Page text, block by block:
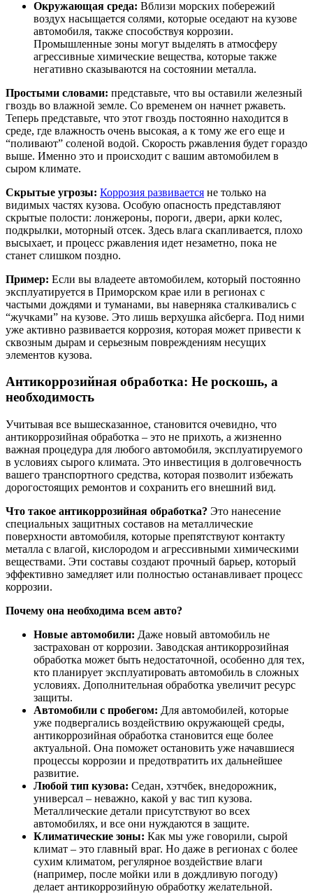
Окружающая среда: Вблизи морских побережий
воздух насыщается солями, которые оседают на кузове
автомобиля, также способствуя коррозии.
Промышленные зоны могут выделять в атмосферу
агрессивные химические вещества, которые также
негативно сказываются на состоянии металла.
Простыми словами: представьте, что вы оставили железный
гвоздь во влажной земле. Со временем он начнет ржаветь.
Теперь представьте, что этот гвоздь постоянно находится в
среде, где влажность очень высокая, а к тому же его еще и
“поливают” соленой водой. Скорость ржавления будет гораздо
выше. Именно это и происходит с вашим автомобилем в
сыром климате.
Скрытые угрозы: Коррозия развивается не только на
видимых частях кузова. Особую опасность представляют
скрытые полости: лонжероны, пороги, двери, арки колес,
подкрылки, моторный отсек. Здесь влага скапливается, плохо
высыхает, и процесс ржавления идет незаметно, пока не
станет слишком поздно.
Пример: Если вы владеете автомобилем, который постоянно
эксплуатируется в Приморском крае или в регионах с
частыми дождями и туманами, вы наверняка сталкивались с
“жучками” на кузове. Это лишь верхушка айсберга. Под ними
уже активно развивается коррозия, которая может привести к
сквозным дырам и серьезным повреждениям несущих
элементов кузова.
Антикоррозийная обработка: Не роскошь, а
необходимость
Учитывая все вышесказанное, становится очевидно, что
антикоррозийная обработка – это не прихоть, а жизненно
важная процедура для любого автомобиля, эксплуатируемого
в условиях сырого климата. Это инвестиция в долговечность
вашего транспортного средства, которая позволит избежать
дорогостоящих ремонтов и сохранить его внешний вид.
Что такое антикоррозийная обработка? Это нанесение
специальных защитных составов на металлические
поверхности автомобиля, которые препятствуют контакту
металла с влагой, кислородом и агрессивными химическими
веществами. Эти составы создают прочный барьер, который
эффективно замедляет или полностью останавливает процесс
коррозии.
Почему она необходима всем авто?
Новые автомобили: Даже новый автомобиль не
застрахован от коррозии. Заводская антикоррозийная
обработка может быть недостаточной, особенно для тех,
кто планирует эксплуатировать автомобиль в сложных
условиях. Дополнительная обработка увеличит ресурс
защиты.
Автомобили с пробегом: Для автомобилей, которые
уже подвергались воздействию окружающей среды,
антикоррозийная обработка становится еще более
актуальной. Она поможет остановить уже начавшиеся
процессы коррозии и предотвратить их дальнейшее
развитие.
Любой тип кузова: Седан, хэтчбек, внедорожник,
универсал – неважно, какой у вас тип кузова.
Металлические детали присутствуют во всех
автомобилях, и все они нуждаются в защите.
Климатические зоны: Как мы уже говорили, сырой
климат – это главный враг. Но даже в регионах с более
сухим климатом, регулярное воздействие влаги
(например, после мойки или в дождливую погоду)
делает антикоррозийную обработку желательной.